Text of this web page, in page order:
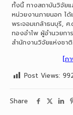
ทั้งนี้ ทางสถาบันวิจัย
หน่วยงานภายนอก ได้
พระจอมเกล้าธนบุรี, ศ
ทองอำไพ ผู้อำนวยก
สำนักงานวิจัยแห่งชา
[ภ
Post Views:
Share